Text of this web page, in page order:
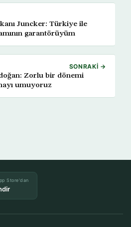
Juncker: Türkiye ile
garantörüyüm
SONRAKI →
Zorlu bir dönemi
umuyoruz
Store'dan